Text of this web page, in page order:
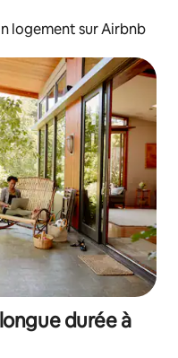
logement sur Airbnb
durée à